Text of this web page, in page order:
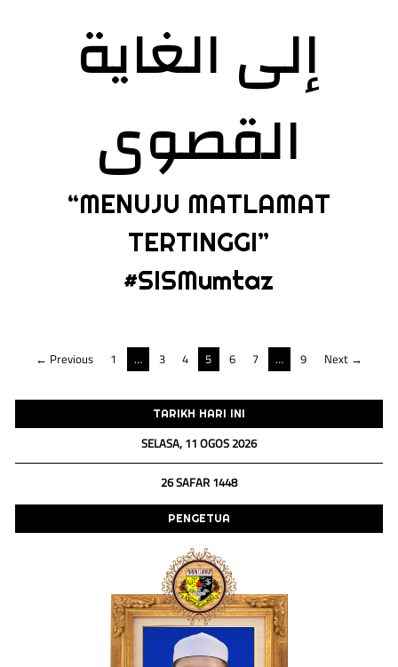
إلى الغاية
القصوى
“MENUJU MATLAMAT
TERTINGGI”
#SISMumtaz
Navigasi
kiriman
← Previous 1 … 3 4 5 6 7 … 9 Next →
TARIKH HARI INI
SELASA, 11 OGOS 2026
26 SAFAR 1448
PENGETUA